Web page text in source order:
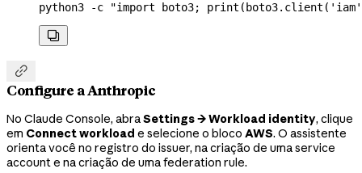
python3 -c "import boto3;


Configure a Anthropic
No Claude Console, abraSettings → Workload identity, clique
em Connect workload e selecione o bloco AWS. O assistente
orienta você no registro do issuer, na criação de uma service
account e na criação de uma federation rule.